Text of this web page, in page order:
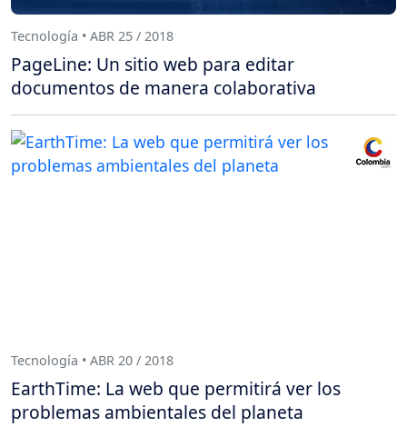
Tecnología • ABR 25 / 2018
PageLine: Un sitio web para editar
documentos de manera colaborativa
Tecnología • ABR 20 / 2018
EarthTime: La web que permitirá ver los
problemas ambientales del planeta